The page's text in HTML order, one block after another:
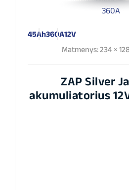
45Ah360A12V
Matmenys: 234 ×
ZAP Silver
akumuliatorius